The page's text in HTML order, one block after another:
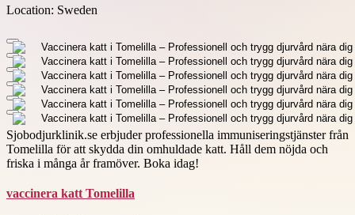
Location: Sweden
Sjobodjurklinik.se erbjuder professionella immuniseringstjänster från
Tomelilla för att skydda din omhuldade katt. Håll dem nöjda och
friska i många år framöver. Boka idag!
vaccinera katt Tomelilla